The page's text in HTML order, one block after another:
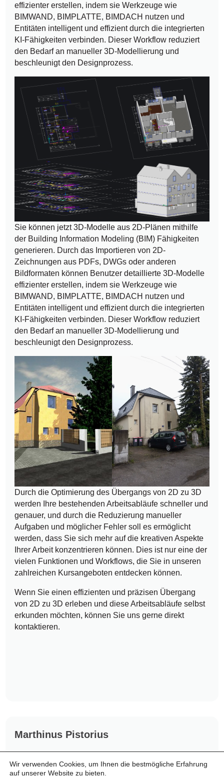
effizienter erstellen, indem sie Werkzeuge wie
BIMWAND, BIMPLATTE, BIMDACH nutzen und
Entitäten intelligent und effizient durch die integrierten
KI-Fähigkeiten verbinden. Dieser Workflow reduziert
den Bedarf an manueller 3D-Modellierung und
beschleunigt den Designprozess.
Sie können jetzt 3D-Modelle aus 2D-Plänen mithilfe
der Building Information Modeling (BIM) Fähigkeiten
generieren. Durch das Importieren von 2D-
Zeichnungen aus PDFs, DWGs oder anderen
Bildformaten können Benutzer detaillierte 3D-Modelle
effizienter erstellen, indem sie Werkzeuge wie
BIMWAND, BIMPLATTE, BIMDACH nutzen und
Entitäten intelligent und effizient durch die integrierten
KI-Fähigkeiten verbinden. Dieser Workflow reduziert
den Bedarf an manueller 3D-Modellierung und
beschleunigt den Designprozess.
Durch die Optimierung des Übergangs von 2D zu 3D
werden Ihre bestehenden Arbeitsabläufe schneller und
genauer, und durch die Reduzierung manueller
Aufgaben und möglicher Fehler soll es ermöglicht
werden, dass Sie sich mehr auf die kreativen Aspekte
Ihrer Arbeit konzentrieren können. Dies ist nur eine der
vielen Funktionen und Workflows, die Sie in unseren
zahlreichen Kursangeboten entdecken können.
Wenn Sie einen effizienten und präzisen Übergang
von 2D zu 3D erleben und diese Arbeitsabläufe selbst
erkunden möchten, können Sie uns gerne direkt
kontaktieren.
Marthinus Pistorius
Wir verwenden Cookies, um Ihnen die bestmögliche Erfahrung
auf unserer Website zu bieten.